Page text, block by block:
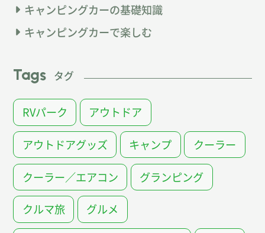
キャンピングカーの基礎知識
キャンピングカーで楽しむ
Tags タグ
RVパーク アウトドア
アウトドアグッズ キャンプ クーラー
クーラー／エアコン グランピング
クルマ旅 グルメ